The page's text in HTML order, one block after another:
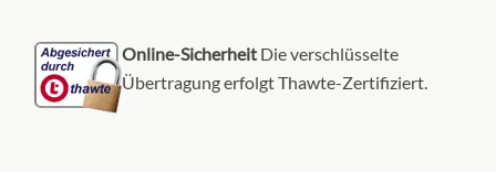
Online-Sicherheit Die verschlüsselte
Übertragung erfolgt Thawte-Zertifiziert.